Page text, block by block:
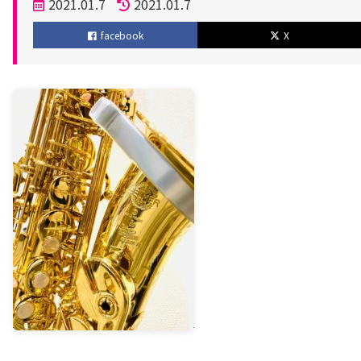
投
稿
日
2021.01.7
更
新
2021.01.7
facebook X